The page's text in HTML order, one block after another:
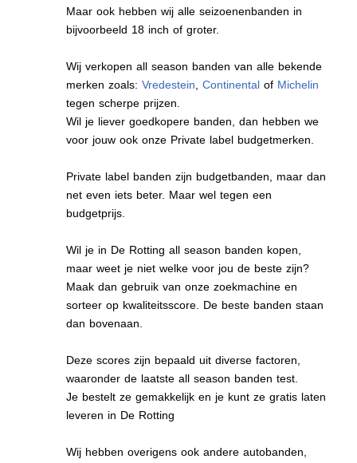
Maar ook hebben wij alle seizoenenbanden in
bijvoorbeeld 18 inch of groter.
Wij verkopen all season banden van alle bekende
merken zoals:Vredestein ,Continental of Michelin
tegen scherpe prijzen.
Wil je liever goedkopere banden, dan hebben we
voor jouw ook onze Private label budgetmerken.
Private label banden zijn budgetbanden, maar dan
net even iets beter. Maar wel tegen een
budgetprijs.
Wil je in De Rotting all season banden kopen,
maar weet je niet welke voor jou de beste zijn?
Maak dan gebruik van onze zoekmachine en
sorteer op kwaliteitsscore. De beste banden staan
dan bovenaan.
Deze scores zijn bepaald uit diverse factoren,
waaronder de laatste all season banden test.
Je bestelt ze gemakkelijk en je kunt ze gratis laten
leveren in De Rotting
Wij hebben overigens ook andere autobanden,